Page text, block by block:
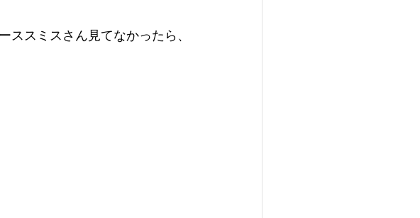
スミスさん見てなかったら、